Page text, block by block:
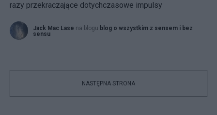
razy przekraczające dotychczasowe impulsy
Jack Mac Lase na blogu blog o wszystkim z sensem i bez
sensu
NASTĘPNA STRONA